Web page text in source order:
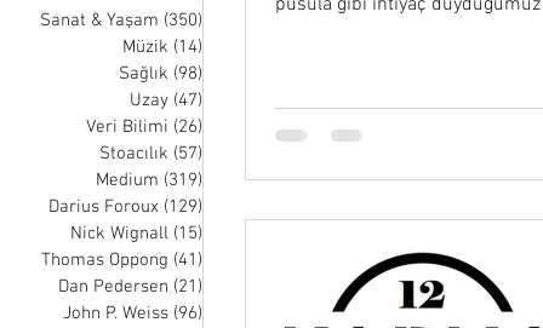
Sanat & Yaşam (350) 350 posts
Müzik (14)
Sağlık (98)
Uzay (47)
Veri Bilimi (26)
Stoacılık (57)
Medium (319) 319 posts
Darius Foroux (129)
Nick Wignall (15)
Thomas Oppong (41)
Dan Pedersen (21)
John P. Weiss (96)
pusula gibi ihtiyaç